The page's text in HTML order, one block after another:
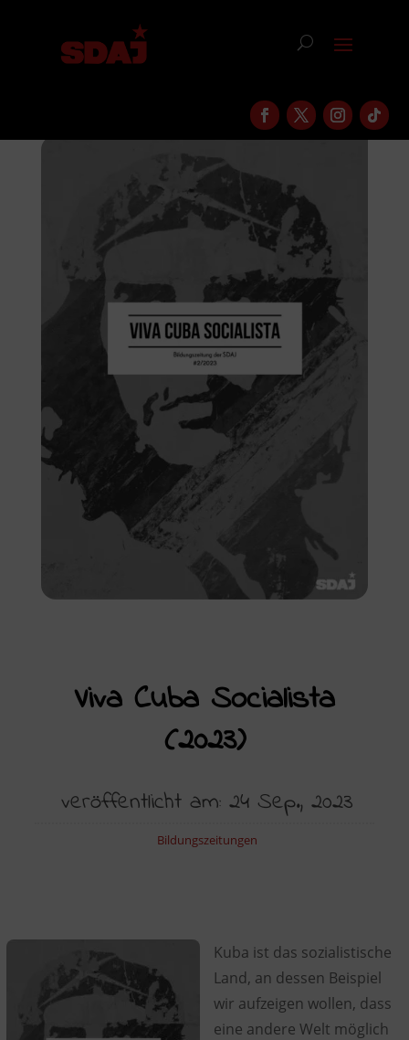
Viva Cuba Socialista
(2023)
veröffentlicht am: 24 Sep., 2023
Bildungszeitungen
Kuba ist das sozialistische
Land, an dessen Beispiel
wir aufzeigen wollen, dass
eine andere Welt möglich